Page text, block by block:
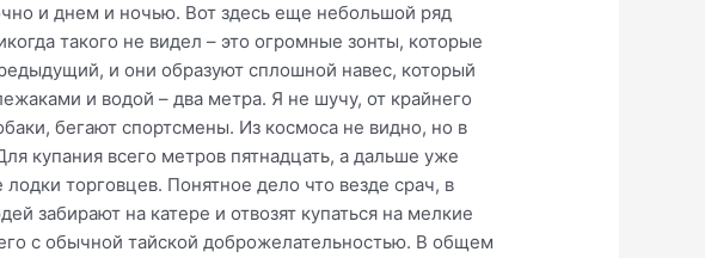
и днем и ночью. Вот здесь еще небольшой ряд
такого не видел – это огромные зонты, которые
и они образуют сплошной навес, который
и водой – два метра. Я не шучу, от крайнего
бегают спортсмены. Из космоса не видно, но в
купания всего метров пятнадцать, а дальше уже
торговцев. Понятное дело что везде срач, в
забирают на катере и отвозят купаться на мелкие
с обычной тайской доброжелательностью. В общем